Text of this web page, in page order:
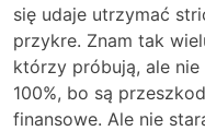
się udaje utrzymać
przykre. Znam tak
którzy próbują, ale
100%, bo są
finansowe. Ale nie